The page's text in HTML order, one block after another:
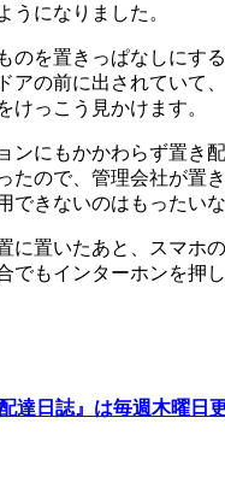
うになりました。
のを置きっぱなしにす
アの前に出されてい
けっこう見かけます。
ンにもかかわらず置き
たので、管理会社が
きないのはもったいな
に置いたあと、スマ
もインターホンを押
達日誌』は毎週木曜日